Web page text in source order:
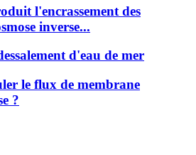
l'encrassement des
inverse...
d'eau de mer
le flux de membrane
?